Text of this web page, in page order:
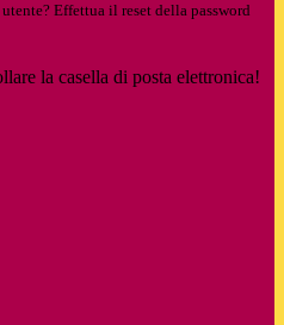
Effettua il reset della password
la casella di posta elettronica!